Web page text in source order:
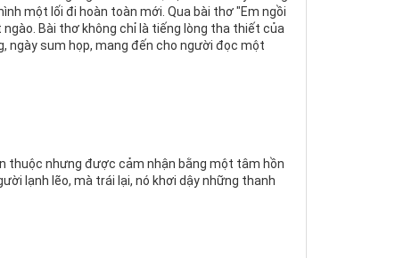
một lối đi hoàn toàn mới. Qua bài thơ "Em ngồi
Bài thơ không chỉ là tiếng lòng tha thiết của
ngày sum họp, mang đến cho người đọc một
thuộc nhưng được cảm nhận bằng một tâm hồn
lạnh lẽo, mà trái lại, nó khơi dậy những thanh